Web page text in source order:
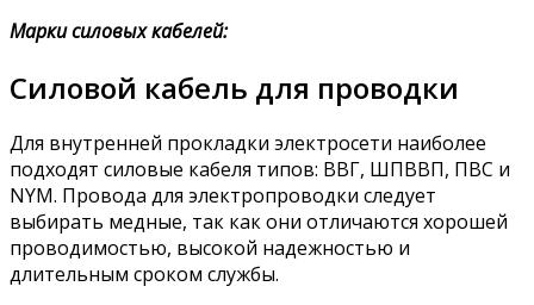
Марки силовых кабелей:
Силовой кабель для проводки
Для внутренней прокладки электросети наиболее
подходят силовые кабеля типов: ВВГ, ШПВВП, ПВС и
NYM. Провода для электропроводки следует
выбирать медные, так как они отличаются хорошей
проводимостью, высокой надежностью и
длительным сроком службы.